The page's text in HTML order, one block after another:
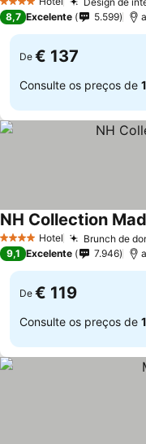
4 Estrelas
8,7 Excelente 5.599
De € 137
Consulte os preços de
4 EstrelasHotel Brunch de
NH Collection
9,1 Excelente 7.946
De € 119
Consulte os preços de